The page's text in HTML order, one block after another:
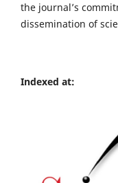
the journal’s
dissemination of
Indexed at: